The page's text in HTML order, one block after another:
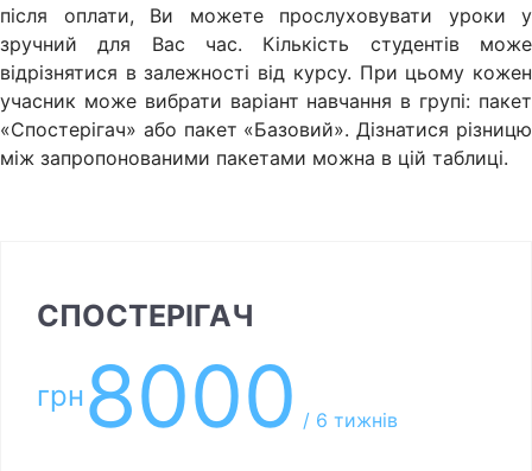
після оплати, Ви можете прослуховувати уроки у
зручний для Вас час. Кількість студентів може
відрізнятися в залежності від курсу. При цьому кожен
учасник може вибрати варіант навчання в групі: пакет
«Спостерігач» або пакет «Базовий». Дізнатися різницю
між запропонованими пакетами можна в цій таблиці.
СПОСТЕРІГАЧ
грн8000 / 6 тижнів